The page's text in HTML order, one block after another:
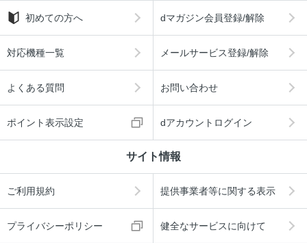
初めての方へ dマガジン会員登録/解除
対応機種一覧 メールサービス登録/解除
よくある質問 お問い合わせ
ポイント表示設定 dアカウントログイン
サイト情報
ご利用規約 提供事業者等に関する表示
プライバシーポリシー 健全なサービスに向けて